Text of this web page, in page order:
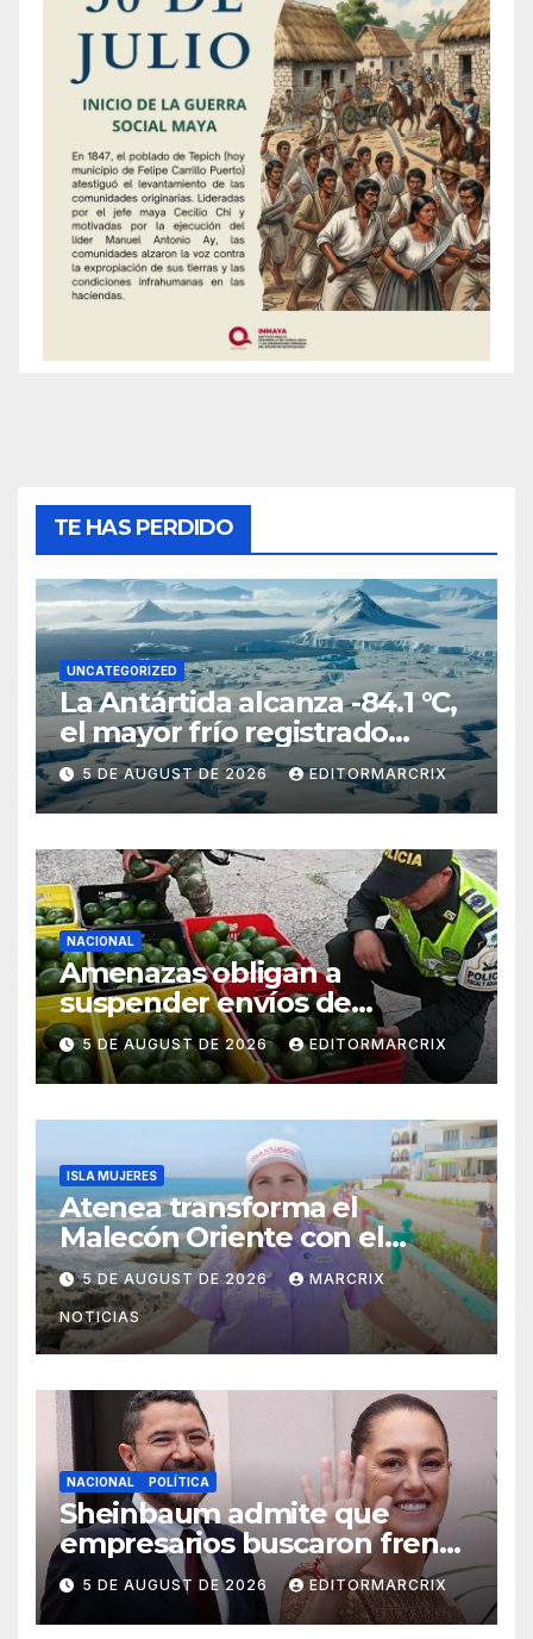
TE HAS PERDIDO
UNCATEGORIZED
La Antártida alcanza -84.1 °C,
el mayor frío registrado
desde 2012
5 DE AUGUST DE 2026 EDITORMARCRIX
NACIONAL
Amenazas obligan a
suspender envíos de
aguacate michoacano a EU
5 DE AUGUST DE 2026 EDITORMARCRIX
ISLA MUJERES
Atenea transforma el
Malecón Oriente con el
nuevo Paseo de las Sirenas
5 DE AUGUST DE 2026 MARCRIX
NOTICIAS
NACIONAL POLÍTICA
Sheinbaum admite que
empresarios buscaron frenar
llegada de Batres a la Corte
5 DE AUGUST DE 2026 EDITORMARCRIX